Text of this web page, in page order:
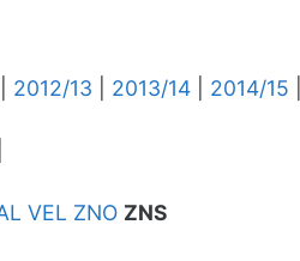
2012/13 2013/14 2014/15
VEL ZNO ZNS